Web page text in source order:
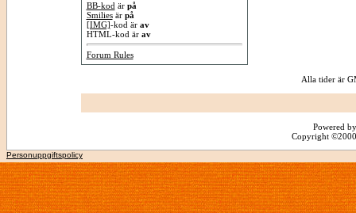
BB-kod är på
Smiliesär på
[IMG]-kod är av
HTML-kod är av
Forum Rules
Alla tider är
Powered
Copyright
Personuppgiftspolicy